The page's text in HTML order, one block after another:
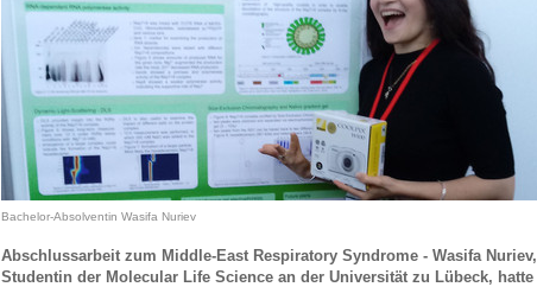
Bachelor-Absolventin Wasifa Nuriev
Abschlussarbeit zum Middle-East Respiratory Syndrome - Wasifa Nuriev,
Studentin der Molecular Life Science an der Universität zu Lübeck, hatte